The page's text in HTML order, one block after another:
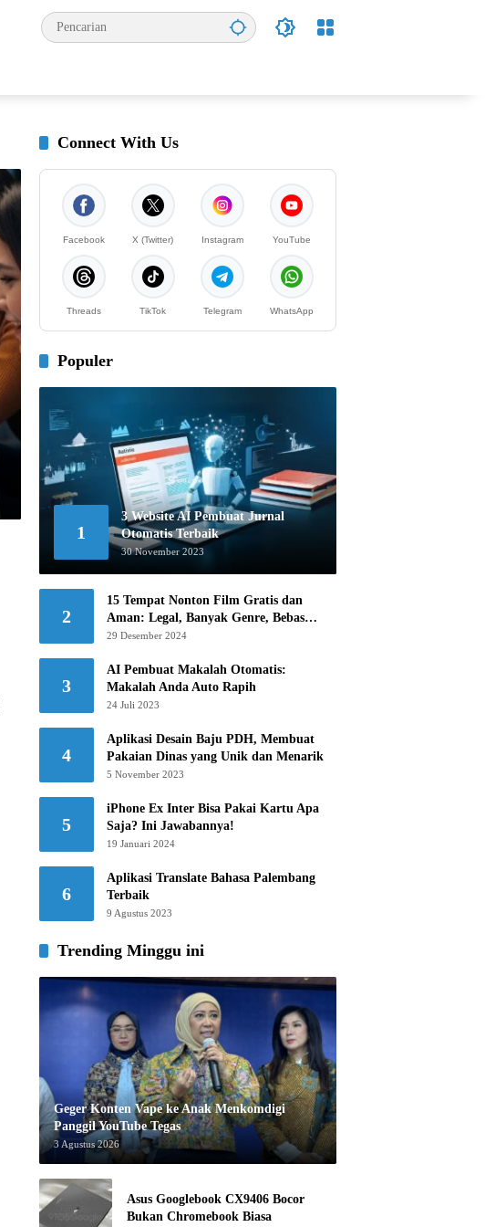
Connect With Us
Facebook X (Twitter) Instagram YouTube
Threads TikTok Telegram WhatsApp
Populer
1
3 Website AI Pembuat Jurnal
Otomatis Terbaik
30 November 2023
2
15 Tempat Nonton Film Gratis dan
Aman: Legal, Banyak Genre, Bebas
Khawatir!
29 Desember 2024
3
AI Pembuat Makalah Otomatis:
Makalah Anda Auto Rapih
24 Juli 2023
4
Aplikasi Desain Baju PDH, Membuat
Pakaian Dinas yang Unik dan Menarik
5 November 2023
5
iPhone Ex Inter Bisa Pakai Kartu Apa
Saja? Ini Jawabannya!
19 Januari 2024
6
Aplikasi Translate Bahasa Palembang
Terbaik
9 Agustus 2023
Trending Minggu ini
Geger Konten Vape ke Anak Menkomdigi
Panggil YouTube Tegas
3 Agustus 2026
Asus Googlebook CX9406 Bocor
Bukan Chromebook Biasa